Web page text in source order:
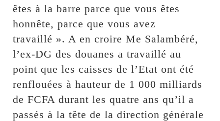
êtes à la barre parce que vous êtes
honnête, parce que vous avez
travaillé ». A en croire Me Salambéré,
l’ex-DG des douanes a travaillé au
point que les caisses de l’Etat ont été
renflouées à hauteur de 1 000 milliards
de FCFA durant les quatre ans qu’il a
passés à la tête de la direction générale